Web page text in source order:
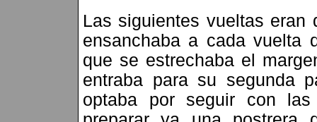
Las siguientes vueltas
ensanchaba a cada vuelta
que se estrechaba el
entraba para su segunda
optaba por seguir con